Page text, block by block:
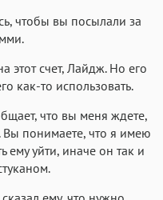
чтобы вы посылали за
этот счет, Лайдж. Но его
как-то использовать.
что вы меня ждете,
Вы понимаете, что я имею
ему уйти, иначе он так и